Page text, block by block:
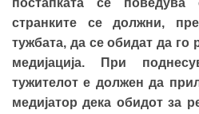
странките се должни,
тужбата, да се обидат да го
медијација. При
тужителот е должен да
медијатор дека обидот за